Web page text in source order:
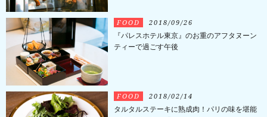
FOOD 2018/09/26
『パレスホテル東京』のお重のアフタヌーン
ティーで過ごす午後
FOOD 2018/02/14
タルタルステーキに熟成肉！パリの味を堪能